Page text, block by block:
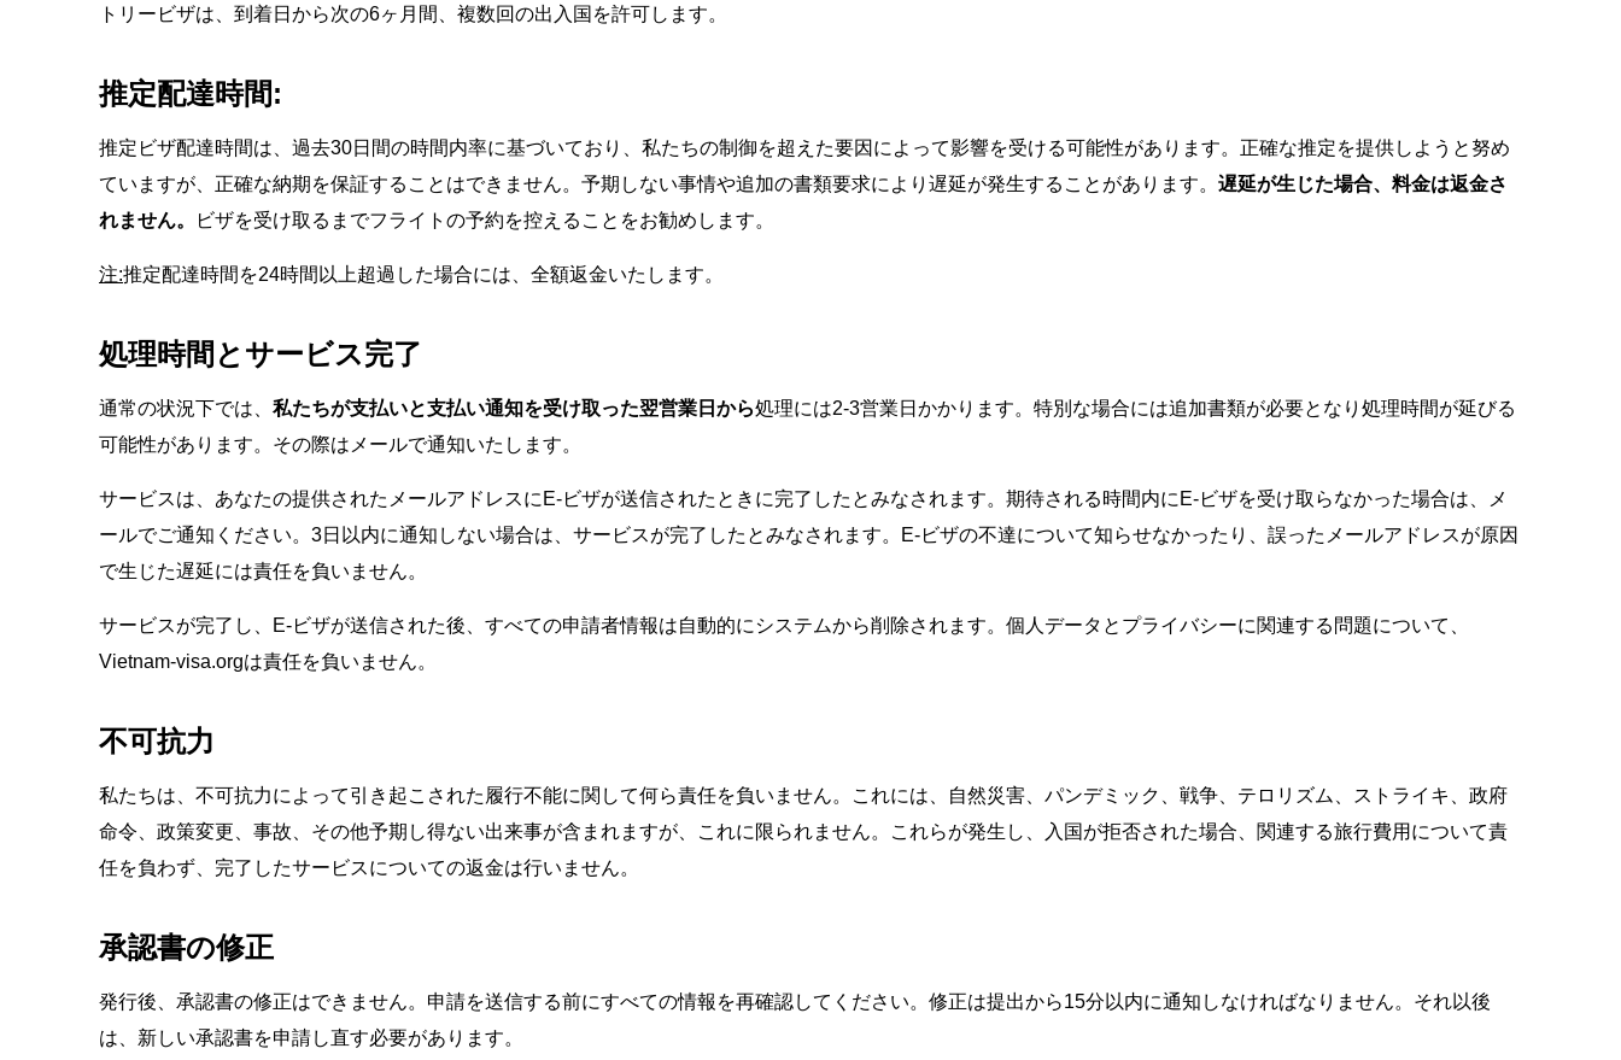
トリービザは、到着日から次の6ヶ月間、複数回の出入国を許可します。
推定配達時間:
推定ビザ配達時間は、過去30日間の時間内率に基づいており、私たちの制御を超えた要因によって影響を受ける可能性があります。正確な推定を提供しようと努め
ていますが、正確な納期を保証することはできません。予期しない事情や追加の書類要求により遅延が発生することがあります。 遅延が生じた場合、料金は返金さ
れません。
ビザを受け取るまでフライトの予約を控えることをお勧めします。
注:推定配達時間を24時間以上超過した場合には、全額返金いたします。
処理時間とサービス完了
通常の状況下では、 私たちが支払いと支払い通知を受け取った翌営業日から処理には2-3営業日かかります。特別な場合には追加書類が必要となり処理時間が延びる
可能性があります。その際はメールで通知いたします。
サービスは、あなたの提供されたメールアドレスにE-ビザが送信されたときに完了したとみなされます。期待される時間内にE-ビザを受け取らなかった場合は、メ
ールでご通知ください。3日以内に通知しない場合は、サービスが完了したとみなされます。E-ビザの不達について知らせなかったり、誤ったメールアドレスが原因
で生じた遅延には責任を負いません。
サービスが完了し、E-ビザが送信された後、すべての申請者情報は自動的にシステムから削除されます。個人データとプライバシーに関連する問題について、
Vietnam-visa.orgは責任を負いません。
不可抗力
私たちは、不可抗力によって引き起こされた履行不能に関して何ら責任を負いません。これには、自然災害、パンデミック、戦争、テロリズム、ストライキ、政府
命令、政策変更、事故、その他予期し得ない出来事が含まれますが、これに限られません。これらが発生し、入国が拒否された場合、関連する旅行費用について責
任を負わず、完了したサービスについての返金は行いません。
承認書の修正
発行後、承認書の修正はできません。申請を送信する前にすべての情報を再確認してください。修正は提出から15分以内に通知しなければなりません。それ以後
は、新しい承認書を申請し直す必要があります。